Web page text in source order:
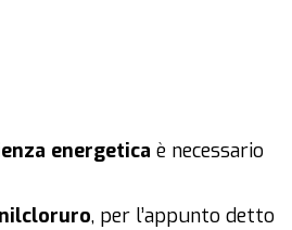
energetica è necessario
, per l’appunto detto